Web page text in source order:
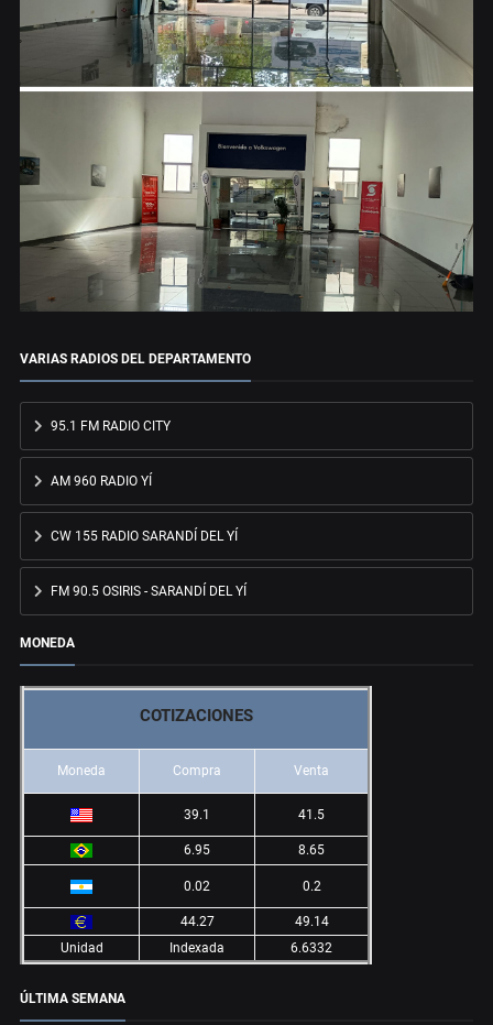
VARIAS RADIOS DEL DEPARTAMENTO
95.1 FM RADIO CITY
AM 960 RADIO YÍ
CW 155 RADIO SARANDÍ DEL YÍ
FM 90.5 OSIRIS - SARANDÍ DEL YÍ
MONEDA
COTIZACIONES
Moneda Compra Venta
39.1 41.5
6.95 8.65
0.02 0.2
44.27
49.14
Unidad
Indexada 6.6332
ÚLTIMA SEMANA